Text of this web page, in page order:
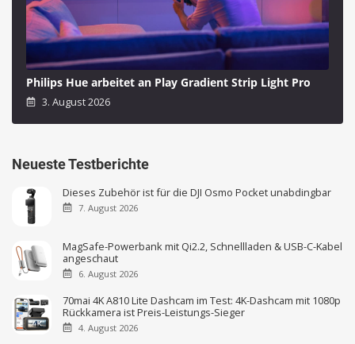
Philips Hue arbeitet an Play Gradient Strip Light Pro
3. August 2026
Neueste Testberichte
Dieses Zubehör ist für die DJI Osmo Pocket unabdingbar
7. August 2026
MagSafe-Powerbank mit Qi2.2, Schnellladen & USB-C-Kabel
angeschaut
6. August 2026
70mai 4K A810 Lite Dashcam im Test: 4K-Dashcam mit 1080p
Rückkamera ist Preis-Leistungs-Sieger
4. August 2026